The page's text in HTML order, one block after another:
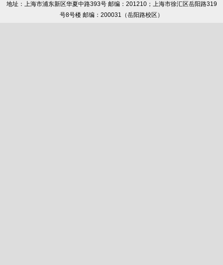
地址：上海市浦东新区华夏中路393号 邮编：201210；上海市徐汇区岳阳路319
号8号楼 邮编：200031（岳阳路校区）